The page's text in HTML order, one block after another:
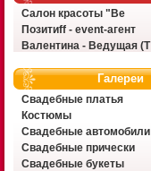
Салон красоты "Ве
Позитиff - event-агент
Валентина - Ведущая (Т
Галереи
Свадебные платья
Костюмы
Свадебные автомобили
Свадебные прически
Свадебные букеты